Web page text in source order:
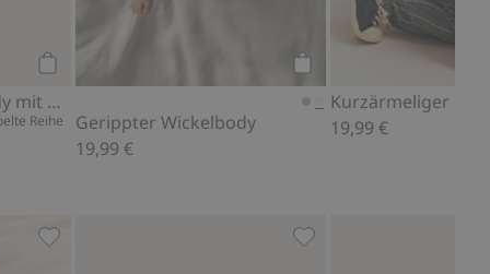
Kaufen
Gestreifter Wickelbody mit Stickerei
Reihe
Kaufen
Gerippter Wickelbody
19,99 €
Kurzärmeliger
19,99 €
Zu Favoriten hinzufügen